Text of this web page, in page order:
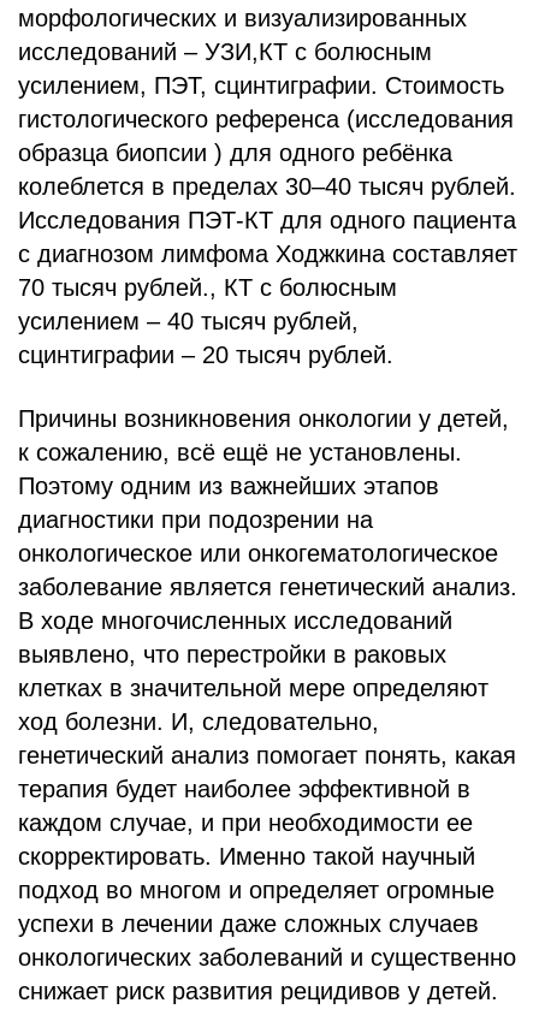
морфологических и визуализированных
исследований – УЗИ,КТ с болюсным
усилением, ПЭТ, сцинтиграфии. Стоимость
гистологического референса (исследования
образца биопсии ) для одного ребёнка
колеблется в пределах 30–40 тысяч рублей.
Исследования ПЭТ-КТ для одного пациента
с диагнозом лимфома Ходжкина составляет
70 тысяч рублей., КТ с болюсным
усилением – 40 тысяч рублей,
сцинтиграфии – 20 тысяч рублей.
Причины возникновения онкологии у детей,
к сожалению, всё ещё не установлены.
Поэтому одним из важнейших этапов
диагностики при подозрении на
онкологическое или онкогематологическое
заболевание является генетический анализ.
В ходе многочисленных исследований
выявлено, что перестройки в раковых
клетках в значительной мере определяют
ход болезни. И, следовательно,
генетический анализ помогает понять, какая
терапия будет наиболее эффективной в
каждом случае, и при необходимости ее
скорректировать. Именно такой научный
подход во многом и определяет огромные
успехи в лечении даже сложных случаев
онкологических заболеваний и существенно
снижает риск развития рецидивов у детей.